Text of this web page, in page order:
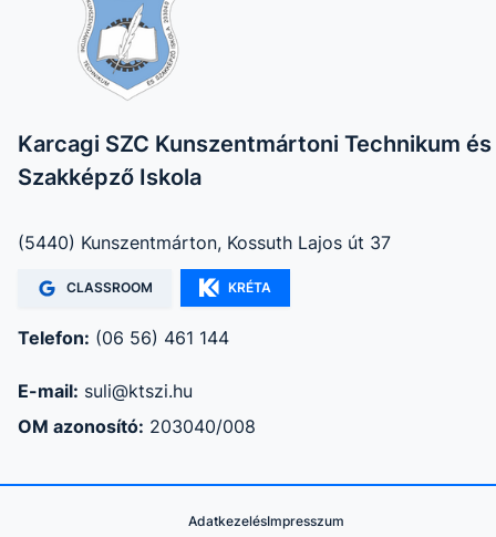
Karcagi SZC Kunszentmártoni Technikum és
Szakképző Iskola
(5440) Kunszentmárton, Kossuth Lajos út 37
CLASSROOM KRÉTA
Telefon: (06 56) 461 144
E-mail: suli@ktszi.hu
OM azonosító: 203040/008
AdatkezelésImpresszum